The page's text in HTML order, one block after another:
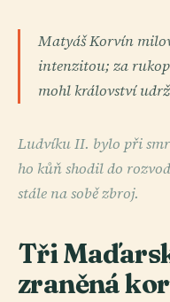
Matyáš Korvín
intenzitou; za
mohl království
Ludvíku II. bylo při
ho kůň shodil do
stále na sobě zbroj.
Tři
zraněná